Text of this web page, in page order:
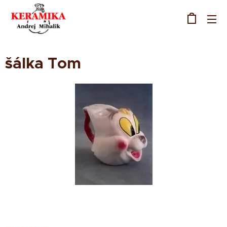
šálka Tom